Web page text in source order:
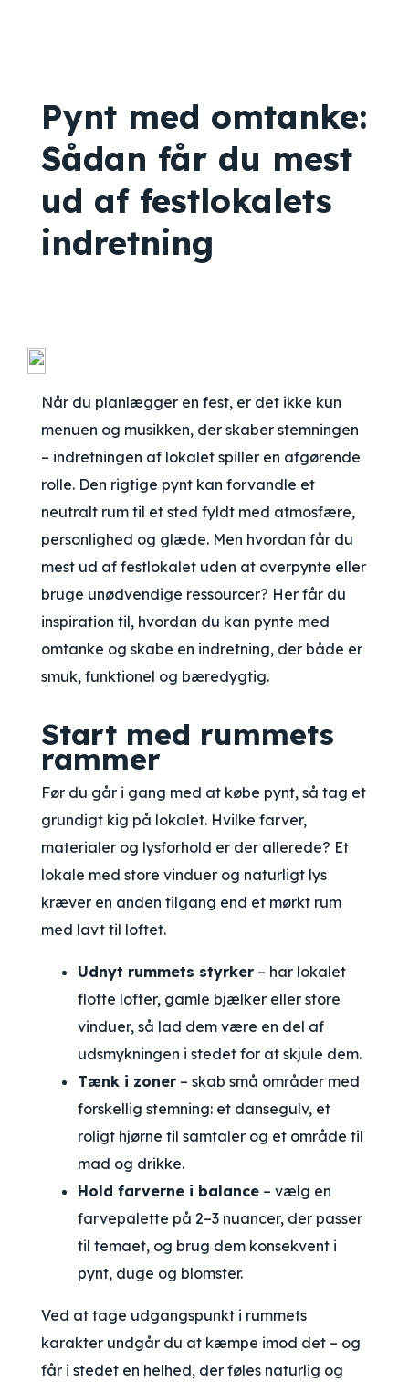
Pynt med omtanke:
Sådan får du mest
ud af festlokalets
indretning
Når du planlægger en fest, er det ikke kun
menuen og musikken, der skaber stemningen
– indretningen af lokalet spiller en afgørende
rolle. Den rigtige pynt kan forvandle et
neutralt rum til et sted fyldt med atmosfære,
personlighed og glæde. Men hvordan får du
mest ud af festlokalet uden at overpynte eller
bruge unødvendige ressourcer? Her får du
inspiration til, hvordan du kan pynte med
omtanke og skabe en indretning, der både er
smuk, funktionel og bæredygtig.
Start med rummets
rammer
Før du går i gang med at købe pynt, så tag et
grundigt kig på lokalet. Hvilke farver,
materialer og lysforhold er der allerede? Et
lokale med store vinduer og naturligt lys
kræver en anden tilgang end et mørkt rum
med lavt til loftet.
Udnyt rummets styrker – har lokalet
flotte lofter, gamle bjælker eller store
vinduer, så lad dem være en del af
udsmykningen i stedet for at skjule dem.
Tænk i zoner – skab små områder med
forskellig stemning: et dansegulv, et
roligt hjørne til samtaler og et område til
mad og drikke.
Hold farverne i balance – vælg en
farvepalette på 2–3 nuancer, der passer
til temaet, og brug dem konsekvent i
pynt, duge og blomster.
Ved at tage udgangspunkt i rummets
karakter undgår du at kæmpe imod det – og
får i stedet en helhed, der føles naturlig og